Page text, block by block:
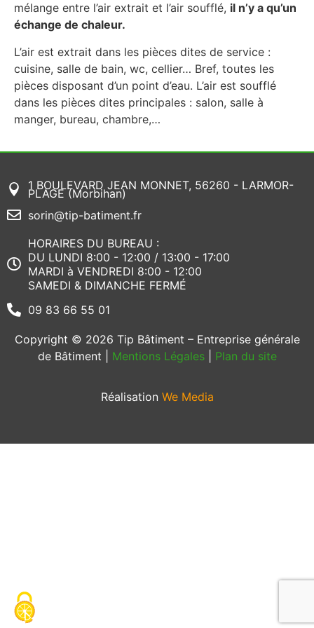
mélange entre l’air extrait et l’air soufflé, il n’y a qu’un
échange de chaleur.
L’air est extrait dans les pièces dites de service :
cuisine, salle de bain, wc, cellier… Bref, toutes les
pièces disposant d’un point d’eau. L’air est soufflé
dans les pièces dites principales : salon, salle à
manger, bureau, chambre,…
1 BOULEVARD JEAN MONNET, 56260 - LARMOR-
PLAGE (Morbihan)
sorin@tip-batiment.fr
HORAIRES DU BUREAU :
DU LUNDI 8:00 - 12:00 / 13:00 - 17:00
MARDI à VENDREDI 8:00 - 12:00
SAMEDI & DIMANCHE FERMÉ
09 83 66 55 01
Copyright © 2026 Tip Bâtiment – Entreprise générale
de Bâtiment | Mentions Légales| Plan du site
Réalisation We Media